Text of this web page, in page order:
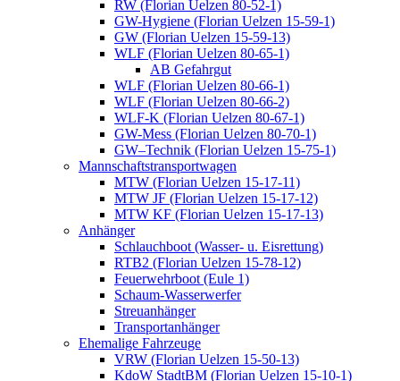
RW (Florian Uelzen 80-52-1)
GW-Hygiene (Florian Uelzen 15-59-1)
GW (Florian Uelzen 15-59-13)
WLF (Florian Uelzen 80-65-1)
AB Gefahrgut
WLF (Florian Uelzen 80-66-1)
WLF (Florian Uelzen 80-66-2)
WLF-K (Florian Uelzen 80-67-1)
GW-Mess (Florian Uelzen 80-70-1)
GW–Technik (Florian Uelzen 15-75-1)
Mannschaftstransportwagen
MTW (Florian Uelzen 15-17-11)
MTW JF (Florian Uelzen 15-17-12)
MTW KF (Florian Uelzen 15-17-13)
Anhänger
Schlauchboot (Wasser- u. Eisrettung)
RTB2 (Florian Uelzen 15-78-12)
Feuerwehrboot (Eule 1)
Schaum-Wasserwerfer
Streuanhänger
Transportanhänger
Ehemalige Fahrzeuge
VRW (Florian Uelzen 15-50-13)
KdoW StadtBM (Florian Uelzen 15-10-1)